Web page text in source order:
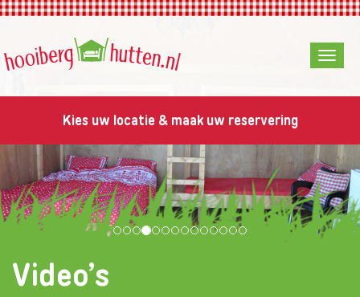
Kies uw locatie & maak uw reservering
Video’s